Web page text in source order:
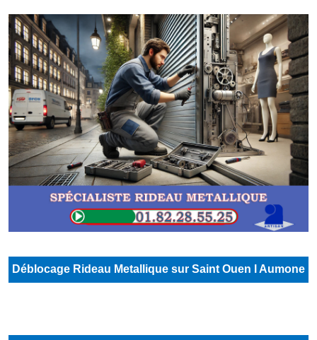
Déblocage Rideau Metallique sur Saint Ouen l Aumone